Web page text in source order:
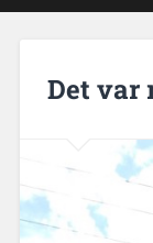
Det var